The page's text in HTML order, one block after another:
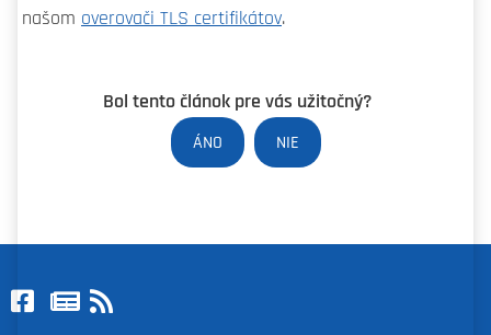
našom overovači TLS certifikátov.
Bol tento článok pre vás užitočný?
ÁNO NIE